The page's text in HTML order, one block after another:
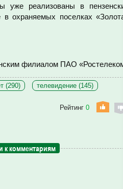
уже реализованы в
в охраняемых поселках
филиалом ПАО
(290) телевидение (145)
Рейтинг 0
к комментариям